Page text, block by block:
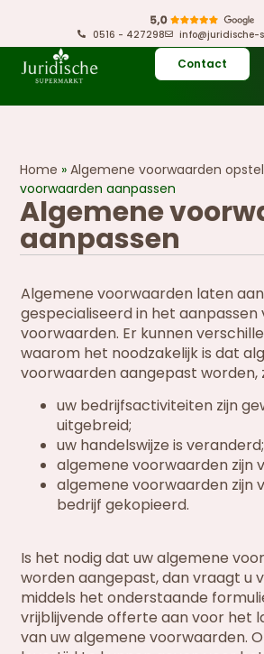
0516 - 427298 info@juridische-
Contact
Algemene
aanpassen
Home »Algemene voorwaarden
voorwaarden aanpassen
Algemene voorwaarden laten
gespecialiseerd in het aanpassen
voorwaarden. Er kunnen
waarom het noodzakelijk is dat
voorwaarden aangepast worden,
uw bedrijfsactiviteiten zijn
uitgebreid;
uw handelswijze is veranderd;
algemene voorwaarden zijn
algemene voorwaarden zijn
bedrijf gekopieerd.
Is het nodig dat uw algemene
worden aangepast, dan vraagt u
middels het onderstaande
vrijblijvende offerte aan voor het
van uw algemene voorwaarden.